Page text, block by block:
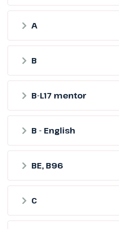
A
B
B-L17 mentor
B - English
BE, B96
C